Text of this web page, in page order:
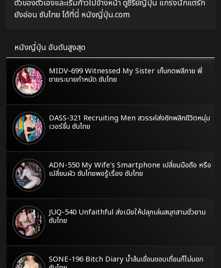
ตัวของตัวเองและเริ่มก้าวไปข้างหน้า ดูซีรีย์ญี่ปุ่น แกร่งนักแต่รัก
ยังอ่อน ซับไทย ได้ที่นี่ หนังญี่ปุ่น.com
หนังญี่ปุ่น อันดับสูงสุด
MIDV-699 Witnessed My Sister เก็บกดพลีกาย พี่
ชายระบายกำหนัด ซับไทย
DASS-321 Recruiting Men สวรรค์ส่งซิกพลิกชีวิตหนุ่ม
เวอร์จิ้น ซับไทย
ADN-550 My Wife's Smartphone เปลี่ยนมือถือ หรือ
เปลี่ยนผัว ซับไทยพอรู้เรื่อง ซับไทย
JUQ-540 Unfaithful ส่งเมียให้ปลุกเล่นสนุกสามชั่วยาม
ซับไทย
SONE-196 Bitch Diary น้ำล้นเขื่อนชอบเถื่อนก็ไม่บอก